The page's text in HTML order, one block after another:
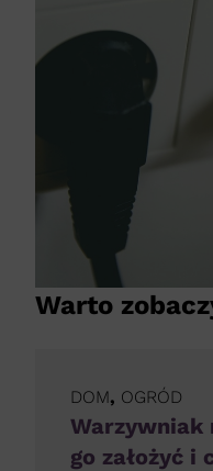
Warto
DOM, OGRÓD
Warzywniak
go założyć i